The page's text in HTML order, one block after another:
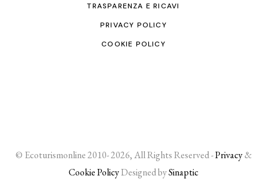
TRASPARENZA E RICAVI
PRIVACY POLICY
COOKIE POLICY
© Ecoturismonline 2010- 2026, All Rights Reserved -Privacy&
Cookie PolicyDesigned bySinaptic